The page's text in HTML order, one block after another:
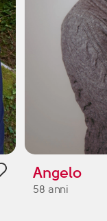
Angelo
58 anni